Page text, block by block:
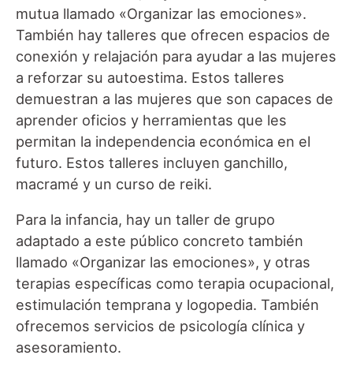
mutua llamado «Organizar las emociones».
También hay talleres que ofrecen espacios de
conexión y relajación para ayudar a las mujeres
a reforzar su autoestima. Estos talleres
demuestran a las mujeres que son capaces de
aprender oficios y herramientas que les
permitan la independencia económica en el
futuro. Estos talleres incluyen ganchillo,
macramé y un curso de reiki.
Para la infancia, hay un taller de grupo
adaptado a este público concreto también
llamado «Organizar las emociones», y otras
terapias específicas como terapia ocupacional,
estimulación temprana y logopedia. También
ofrecemos servicios de psicología clínica y
asesoramiento.